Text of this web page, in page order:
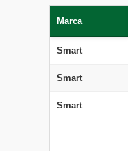
Marca
Smart
Smart
Smart